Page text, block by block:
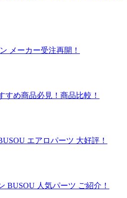
メーカー受注再開！
すめ商品必見！商品比較！
エアロパーツ 大好評！
BUSOU 人気パーツ ご紹介！